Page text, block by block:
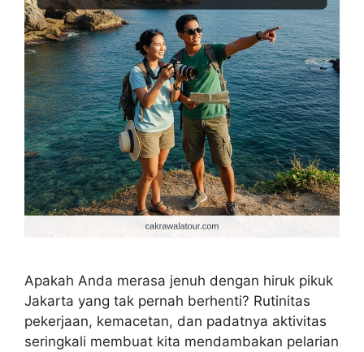
Apakah Anda merasa jenuh dengan hiruk pikuk
Jakarta yang tak pernah berhenti? Rutinitas
pekerjaan, kemacetan, dan padatnya aktivitas
seringkali membuat kita mendambakan pelarian